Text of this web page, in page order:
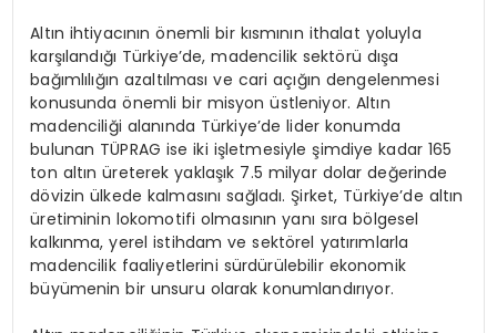
Altın ihtiyacının önemli bir kısmının ithalat yoluyla
karşılandığı Türkiye’de, madencilik sektörü dışa
bağımlılığın azaltılması ve cari açığın dengelenmesi
konusunda önemli bir misyon üstleniyor. Altın
madenciliği alanında Türkiye’de lider konumda
bulunan TÜPRAG ise iki işletmesiyle şimdiye kadar 165
ton altın üreterek yaklaşık 7.5 milyar dolar değerinde
dövizin ülkede kalmasını sağladı. Şirket, Türkiye’de altın
üretiminin lokomotifi olmasının yanı sıra bölgesel
kalkınma, yerel istihdam ve sektörel yatırımlarla
madencilik faaliyetlerini sürdürülebilir ekonomik
büyümenin bir unsuru olarak konumlandırıyor.